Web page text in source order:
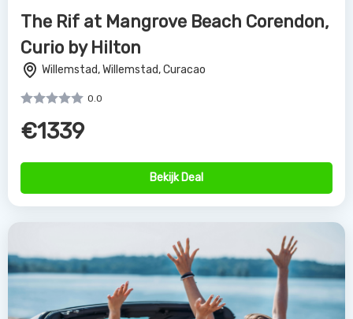
The Rif at Mangrove Beach Corendon,
Curio by Hilton
Willemstad, Willemstad, Curacao
0.0
€1339
Bekijk Deal